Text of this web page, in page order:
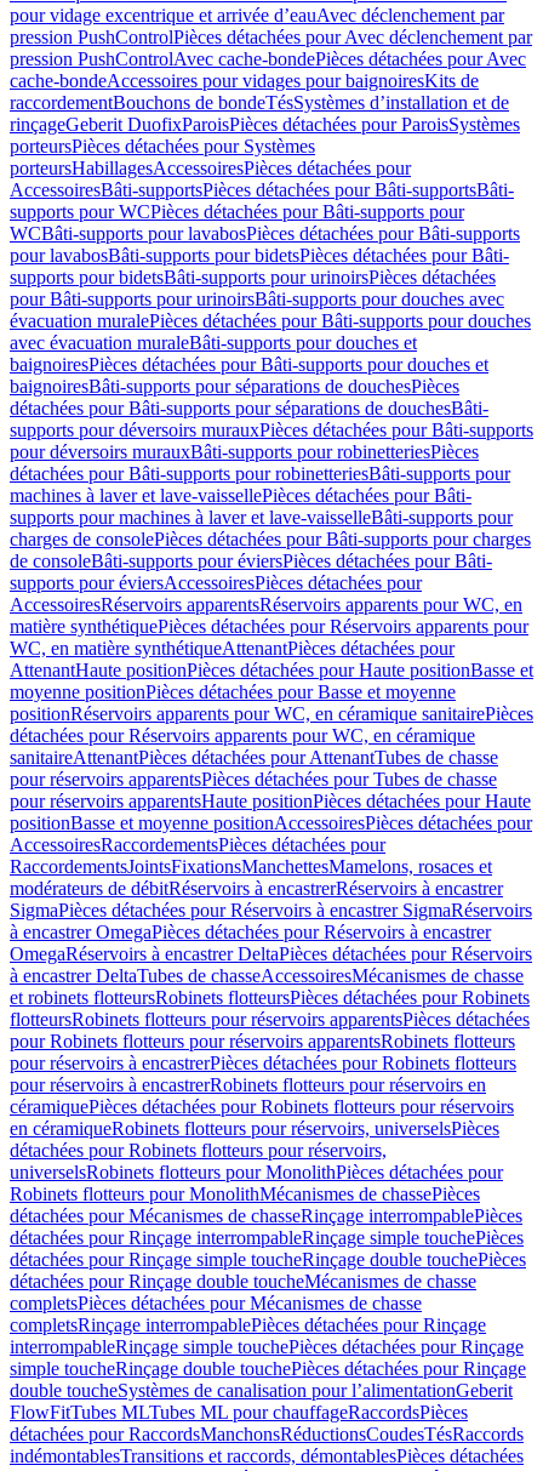
pour vidage excentrique et arrivée d’eauAvec déclenchement par
pression PushControlPièces détachées pour Avec déclenchement par
pression PushControlAvec cache-bondePièces détachées pour Avec
cache-bondeAccessoires pour vidages pour baignoiresKits de
raccordementBouchons de bondeTésSystèmes d’installation et de
rinçageGeberit DuofixParoisPièces détachées pour ParoisSystèmes
porteursPièces détachées pour Systèmes
porteursHabillagesAccessoiresPièces détachées pour
AccessoiresBâti-supportsPièces détachées pour Bâti-supportsBâti-
supports pour WCPièces détachées pour Bâti-supports pour
WCBâti-supports pour lavabosPièces détachées pour Bâti-supports
pour lavabosBâti-supports pour bidetsPièces détachées pour Bâti-
supports pour bidetsBâti-supports pour urinoirsPièces détachées
pour Bâti-supports pour urinoirsBâti-supports pour douches avec
évacuation muralePièces détachées pour Bâti-supports pour douches
avec évacuation muraleBâti-supports pour douches et
baignoiresPièces détachées pour Bâti-supports pour douches et
baignoiresBâti-supports pour séparations de douchesPièces
détachées pour Bâti-supports pour séparations de douchesBâti-
supports pour déversoirs murauxPièces détachées pour Bâti-supports
pour déversoirs murauxBâti-supports pour robinetteriesPièces
détachées pour Bâti-supports pour robinetteriesBâti-supports pour
machines à laver et lave-vaissellePièces détachées pour Bâti-
supports pour machines à laver et lave-vaisselleBâti-supports pour
charges de consolePièces détachées pour Bâti-supports pour charges
de consoleBâti-supports pour éviersPièces détachées pour Bâti-
supports pour éviersAccessoiresPièces détachées pour
AccessoiresRéservoirs apparentsRéservoirs apparents pour WC, en
matière synthétiquePièces détachées pour Réservoirs apparents pour
WC, en matière synthétiqueAttenantPièces détachées pour
AttenantHaute positionPièces détachées pour Haute positionBasse et
moyenne positionPièces détachées pour Basse et moyenne
positionRéservoirs apparents pour WC, en céramique sanitairePièces
détachées pour Réservoirs apparents pour WC, en céramique
sanitaireAttenantPièces détachées pour AttenantTubes de chasse
pour réservoirs apparentsPièces détachées pour Tubes de chasse
pour réservoirs apparentsHaute positionPièces détachées pour Haute
positionBasse et moyenne positionAccessoiresPièces détachées pour
AccessoiresRaccordementsPièces détachées pour
RaccordementsJointsFixationsManchettesMamelons, rosaces et
modérateurs de débitRéservoirs à encastrerRéservoirs à encastrer
SigmaPièces détachées pour Réservoirs à encastrer SigmaRéservoirs
à encastrer OmegaPièces détachées pour Réservoirs à encastrer
OmegaRéservoirs à encastrer DeltaPièces détachées pour Réservoirs
à encastrer DeltaTubes de chasseAccessoiresMécanismes de chasse
et robinets flotteursRobinets flotteursPièces détachées pour Robinets
flotteursRobinets flotteurs pour réservoirs apparentsPièces détachées
pour Robinets flotteurs pour réservoirs apparentsRobinets flotteurs
pour réservoirs à encastrerPièces détachées pour Robinets flotteurs
pour réservoirs à encastrerRobinets flotteurs pour réservoirs en
céramiquePièces détachées pour Robinets flotteurs pour réservoirs
en céramiqueRobinets flotteurs pour réservoirs, universelsPièces
détachées pour Robinets flotteurs pour réservoirs,
universelsRobinets flotteurs pour MonolithPièces détachées pour
Robinets flotteurs pour MonolithMécanismes de chassePièces
détachées pour Mécanismes de chasseRinçage interrompablePièces
détachées pour Rinçage interrompableRinçage simple touchePièces
détachées pour Rinçage simple toucheRinçage double touchePièces
détachées pour Rinçage double toucheMécanismes de chasse
completsPièces détachées pour Mécanismes de chasse
completsRinçage interrompablePièces détachées pour Rinçage
interrompableRinçage simple touchePièces détachées pour Rinçage
simple toucheRinçage double touchePièces détachées pour Rinçage
double toucheSystèmes de canalisation pour l’alimentationGeberit
FlowFitTubes MLTubes ML pour chauffageRaccordsPièces
détachées pour RaccordsManchonsRéductionsCoudesTésRaccords
indémontablesTransitions et raccords, démontablesPièces détachées